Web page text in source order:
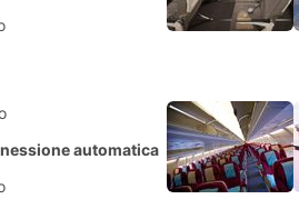
automatica